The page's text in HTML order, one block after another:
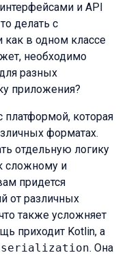
и API
делать с
как в одном классе
необходимо
разных
приложения?
платформой, которая
форматах.
отдельную логику
сложному и
придется
от различных
также усложняет
приходит Kotlin, а
. Она